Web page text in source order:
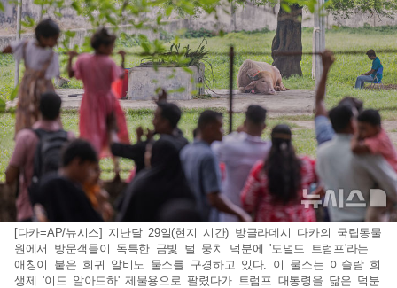
[다카=AP/뉴시스] 지난달 29일(현지 시간) 방글라데시 다카의 국립동물
원에서 방문객들이 독특한 금빛 털 뭉치 덕분에 '도널드 트럼프'라는
애칭이 붙은 희귀 알비노 물소를 구경하고 있다. 이 물소는 이슬람 희
생제 '이드 알아드하' 제물용으로 팔렸다가 트럼프 대통령을 닮은 덕분